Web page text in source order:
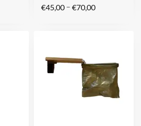
€45,00 – €70,00